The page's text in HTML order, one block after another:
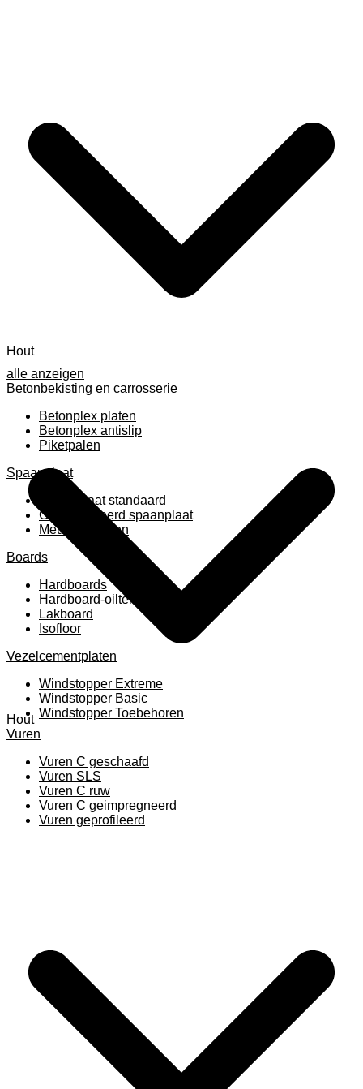
alle anzeigen
Betonbekisting en carrosserie
Betonplex platen
Betonplex antislip
Piketpalen
Spaanplaat
Spaanplaat standaard
Geplastificeerd spaanplaat
Meubelpanelen
Boards
Hardboards
Hardboard-oiltemperated
Lakboard
Isofloor
Vezelcementplaten
Windstopper Extreme
Windstopper Basic
Windstopper Toebehoren
Hout
Hout
Vuren
Vuren C geschaafd
Vuren SLS
Vuren C ruw
Vuren C geimpregneerd
Vuren geprofileerd